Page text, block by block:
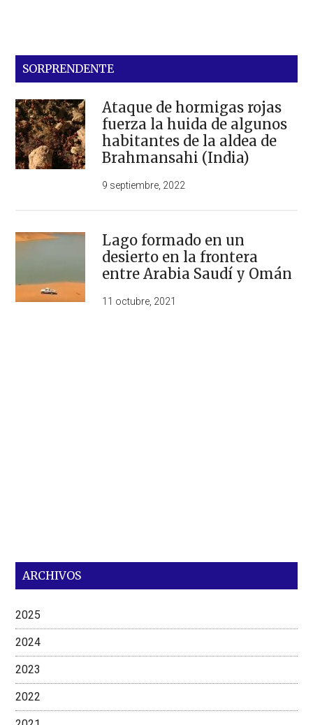
SORPRENDENTE
Ataque de hormigas rojas
fuerza la huida de algunos
habitantes de la aldea de
Brahmansahi (India)
9 septiembre, 2022
Lago formado en un
desierto en la frontera
entre Arabia Saudí y Omán
11 octubre, 2021
ARCHIVOS
2025
2024
2023
2022